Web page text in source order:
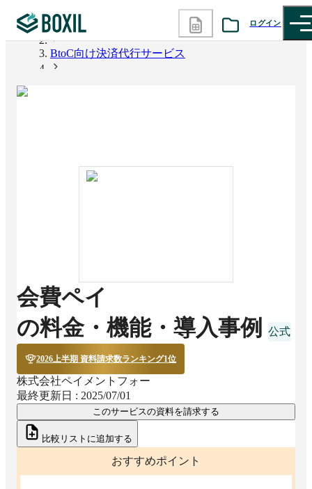
ログイン
カテゴリから探す
BOXILの使い方ガイド
BOXIL
BtoC向け決済代行サービス
会費ペイ
の料金・機能・導入事例
2026上半期 資料請求数ランキング1位
株式会社ペイメントフォー
最終更新日 : 2025/07/01
このサービスの資料を請求する
比較リストに追加する
おすすめポイント